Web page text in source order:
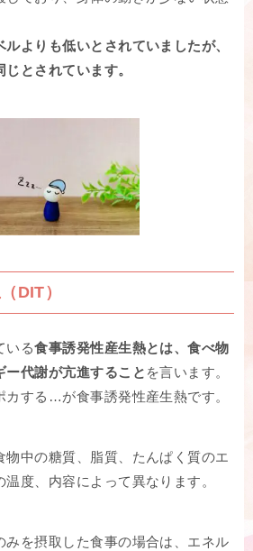
よりも低いとされていましたが、
とされています。
DIT）
いる食事誘発性産生熱とは、食べ物
ー代謝が亢進すること を言います。
カする…が食事誘発性産生熱です。
物中の糖質、脂質、たんぱく質のエ
度、内容によって異なります。
みを摂取した食事の場合は、エネル